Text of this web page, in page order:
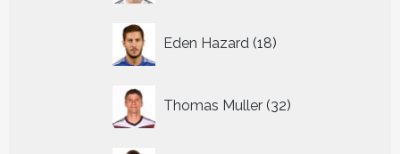
Eden Hazard 18
producten
Thomas Muller 32
producten